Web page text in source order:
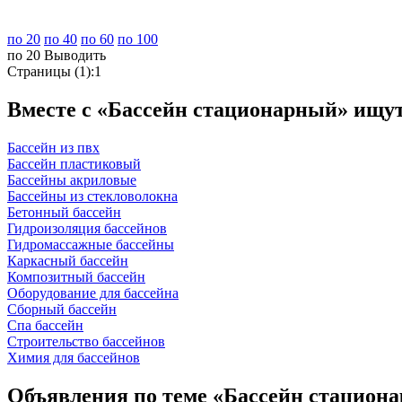
по 20 по 40 по 60 по 100
по 20 Выводить
Страницы (1):1
Вместе с «Бассейн стационарный»
Бассейн из пвх
Бассейн пластиковый
Бассейны акриловые
Бассейны из стекловолокна
Бетонный бассейн
Гидроизоляция бассейнов
Гидромассажные бассейны
Каркасный бассейн
Композитный бассейн
Оборудование для бассейна
Сборный бассейн
Спа бассейн
Строительство бассейнов
Химия для бассейнов
Объявления по теме «Бассейн